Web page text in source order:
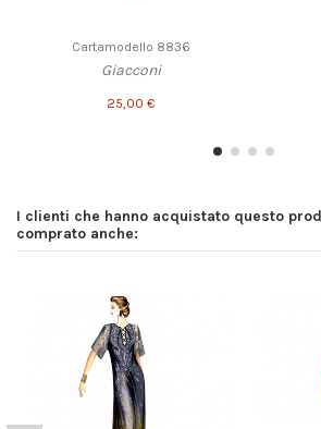
Cartamodello 8836
Giacconi
25,00 €
I clienti che hanno acquistato questo
comprato anche: